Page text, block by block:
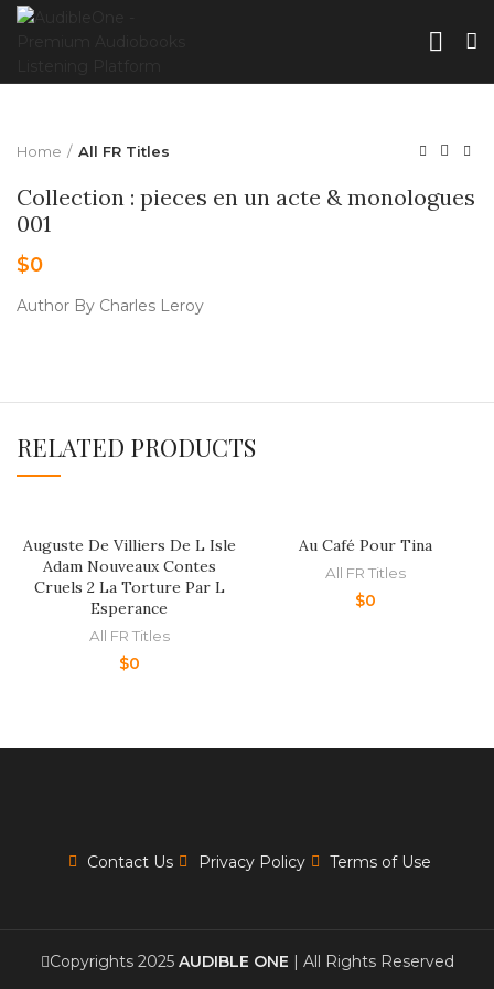
Home All FR Titles
Collection : pieces en un acte & monologues
001
$0
Author By Charles Leroy
RELATED PRODUCTS
Auguste De Villiers De L Isle
Adam Nouveaux Contes
Cruels 2 La Torture Par L
Esperance
All FR Titles
$0
Au Café Pour Tina
All FR Titles
$0
Contact Us Privacy Policy Terms of Use
Copyrights 2025 AUDIBLE ONE | All Rights Reserved